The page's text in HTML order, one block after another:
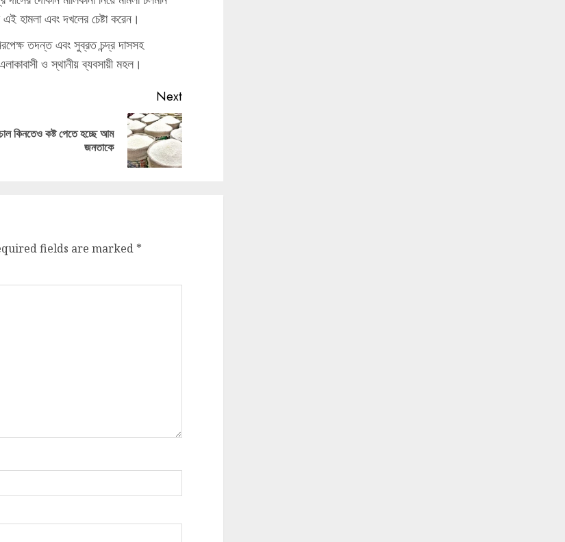
হামলা এবং দখলের চেষ্টা করেন।
তদন্ত এবং সুব্রত চন্দ্র দাসসহ
ও স্থানীয় ব্যবসায়ী মহল।
Next
কিনতেও কষ্ট পেতে হচ্ছে আম
জনতাকে
fields are marked *